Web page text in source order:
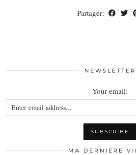
Partager:
NEWSLETTER
Your email:
MA DERNIÈRE